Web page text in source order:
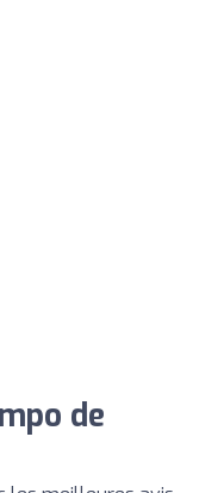
de